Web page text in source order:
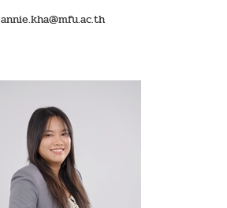
annie.kha@mfu.ac.th